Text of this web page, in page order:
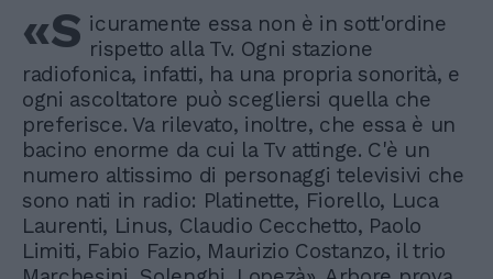
«S icuramente essa non è in sott'ordine
rispetto alla Tv. Ogni stazione
radiofonica, infatti, ha una propria sonorità, e
ogni ascoltatore può scegliersi quella che
preferisce. Va rilevato, inoltre, che essa è un
bacino enorme da cui la Tv attinge. C'è un
numero altissimo di personaggi televisivi che
sono nati in radio: Platinette, Fiorello, Luca
Laurenti, Linus, Claudio Cecchetto, Paolo
Limiti, Fabio Fazio, Maurizio Costanzo, il trio